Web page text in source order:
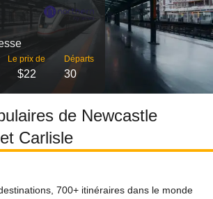
Le prix de
$22
Départs
30
de Newcastle
Carlisle
700+ itinéraires dans le monde